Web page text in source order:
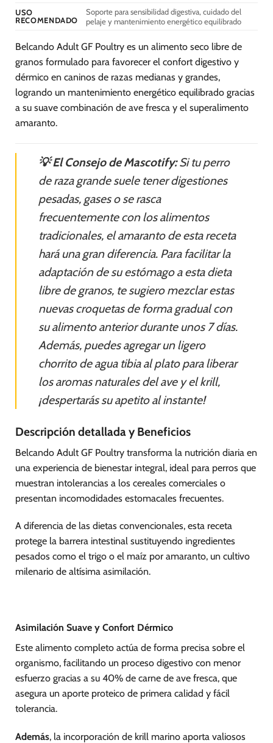
USO
RECOMENDADO
Soporte para sensibilidad digestiva, cuidado del
pelaje y mantenimiento energético equilibrado
Belcando Adult GF Poultry es un alimento seco libre de
granos formulado para favorecer el confort digestivo y
dérmico en caninos de razas medianas y grandes,
logrando un mantenimiento energético equilibrado gracias
a su suave combinación de ave fresca y el superalimento
amaranto.
💡 El Consejo de Mascotify:Si tu perro
de raza grande suele tener digestiones
pesadas, gases o se rasca
frecuentemente con los alimentos
tradicionales, el amaranto de esta receta
hará una gran diferencia. Para facilitar la
adaptación de su estómago a esta dieta
libre de granos, te sugiero mezclar estas
nuevas croquetas de forma gradual con
su alimento anterior durante unos 7 días.
Además, puedes agregar un ligero
chorrito de agua tibia al plato para liberar
los aromas naturales del ave y el krill,
¡despertarás su apetito al instante!
Descripción detallada y Beneficios
Belcando Adult GF Poultry transforma la nutrición diaria en
una experiencia de bienestar integral, ideal para perros que
muestran intolerancias a los cereales comerciales o
presentan incomodidades estomacales frecuentes.
A diferencia de las dietas convencionales, esta receta
protege la barrera intestinal sustituyendo ingredientes
pesados como el trigo o el maíz por amaranto, un cultivo
milenario de altísima asimilación.
Asimilación Suave y Confort Dérmico
Este alimento completo actúa de forma precisa sobre el
organismo, facilitando un proceso digestivo con menor
esfuerzo gracias a su 40% de carne de ave fresca, que
asegura un aporte proteico de primera calidad y fácil
tolerancia.
Además, la incorporación de krill marino aporta valiosos